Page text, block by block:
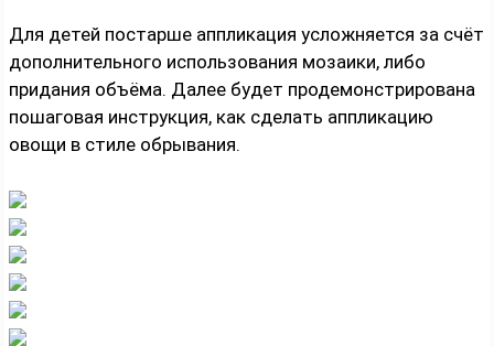
Для детей постарше аппликация усложняется за счёт
дополнительного использования мозаики, либо
придания объёма. Далее будет продемонстрирована
пошаговая инструкция, как сделать аппликацию
овощи в стиле обрывания.